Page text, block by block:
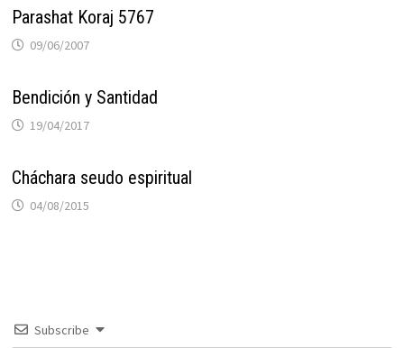
Parashat Koraj 5767
09/06/2007
Bendición y Santidad
19/04/2017
Cháchara seudo espiritual
04/08/2015
Subscribe